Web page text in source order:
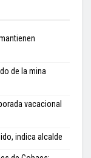
de la mina
vacacional
indica alcalde